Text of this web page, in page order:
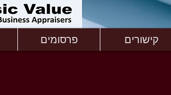
פרסומים קישורים